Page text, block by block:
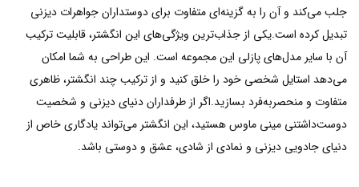
جلب می‌کند و آن را به گزینه‌ای متفاوت برای دوستداران جواهرات دیزنی
تبدیل کرده است.یکی از جذاب‌ترین ویژگی‌های این انگشتر، قابلیت ترکیب
آن با سایر مدل‌های پازلی این مجموعه است. این طراحی به شما امکان
می‌دهد استایل شخصی خود را خلق کنید و از ترکیب چند انگشتر، ظاهری
متفاوت و منحصربه‌فرد بسازید.اگر از طرفداران دنیای دیزنی و شخصیت
دوست‌داشتنی مینی ماوس هستید، این انگشتر می‌تواند یادگاری خاص از
دنیای جادویی دیزنی و نمادی از شادی، عشق و دوستی باشد.